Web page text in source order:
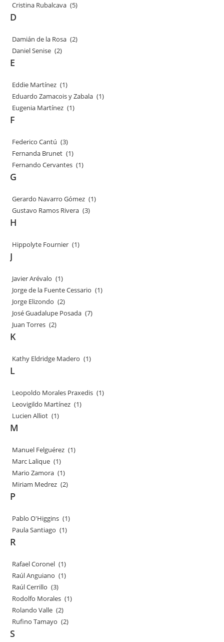
Cristina Rubalcava (5)
D
Damián de la Rosa (2)
Daniel Senise (2)
E
Eddie Martínez (1)
Eduardo Zamacois y Zabala (1)
Eugenia Martínez (1)
F
Federico Cantú (3)
Fernanda Brunet (1)
Fernando Cervantes (1)
G
Gerardo Navarro Gómez (1)
Gustavo Ramos Rivera (3)
H
Hippolyte Fournier (1)
J
Javier Arévalo (1)
Jorge de la Fuente Cessario (1)
Jorge Elizondo (2)
José Guadalupe Posada (7)
Juan Torres (2)
K
Kathy Eldridge Madero (1)
L
Leopoldo Morales Praxedis (1)
Leovigildo Martínez (1)
Lucien Alliot (1)
M
Manuel Felguérez (1)
Marc Lalique (1)
Mario Zamora (1)
Miriam Medrez (2)
P
Pablo O'Higgins (1)
Paula Santiago (1)
R
Rafael Coronel (1)
Raúl Anguiano (1)
Raúl Cerrillo (3)
Rodolfo Morales (1)
Rolando Valle (2)
Rufino Tamayo (2)
S